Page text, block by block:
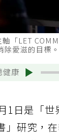
「LET
除愛滋的目標
健康
1日是「
」研究，